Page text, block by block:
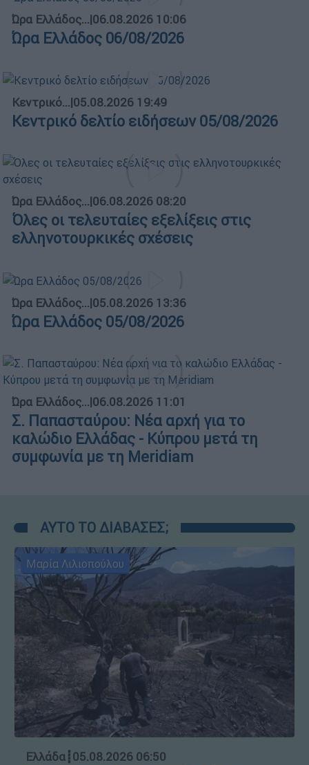
Ώρα Ελλάδος...|06.08.2026 10:06
Ώρα Ελλάδος 06/08/2026
Κεντρικό...|05.08.2026 19:49
Κεντρικό δελτίο ειδήσεων 05/08/2026
Ώρα Ελλάδος...|06.08.2026 08:20
Όλες οι τελευταίες εξελίξεις στις
ελληνοτουρκικές σχέσεις
Ώρα Ελλάδος...|05.08.2026 13:36
Ώρα Ελλάδος 05/08/2026
Ώρα Ελλάδος...|06.08.2026 11:01
Σ. Παπασταύρου: Νέα αρχή για το
καλώδιο Ελλάδας - Κύπρου μετά τη
συμφωνία με τη Meridiam
ΑΥΤΟ ΤΟ ΔΙΑΒΑΣΕΣ;
Μαρία Λιλιοπούλου
Ελλάδα┋05.08.2026 06:50